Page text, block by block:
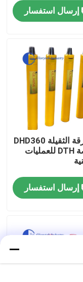
إرسال استفسار
المطرقة الثقيلة DHD360
6 بوصة DTH للعمليات
إرسال استفسار